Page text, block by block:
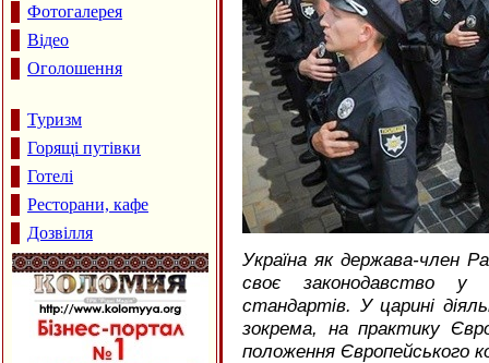
Фотогалерея
Відео
Оголошення
Туризм
Горящі путівки
Готелі
Ресторани, кафе
Дозвілля
Україна як держава-член
своє законодавство у
стандартів. У царині
зокрема, на практику
положення Європейського